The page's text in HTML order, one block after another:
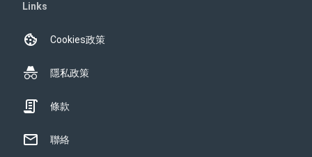
Links
Cookies政策
隱私政策
條款
聯絡